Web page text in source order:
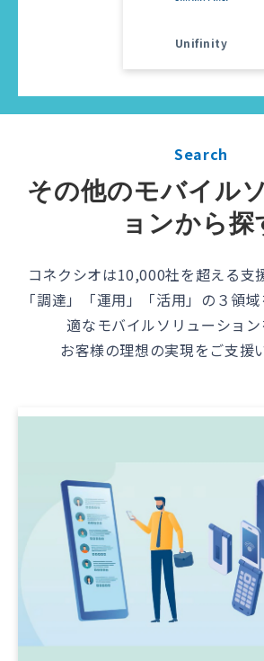
Unifinity
Search
その他のモバイル
ョンから探
コネクシオは10,000社を超える支
「調達」「運用」「活用」の３領
適なモバイルソリューション
お客様の理想の実現をご支援